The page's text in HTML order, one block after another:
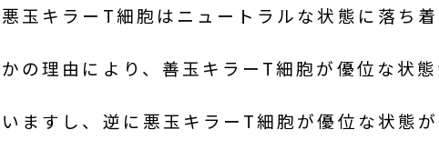
玉キラーT細胞はニュートラルな状態に落ち着
の理由により、善玉キラーT細胞が優位な状
ますし、逆に悪玉キラーT細胞が優位な状態